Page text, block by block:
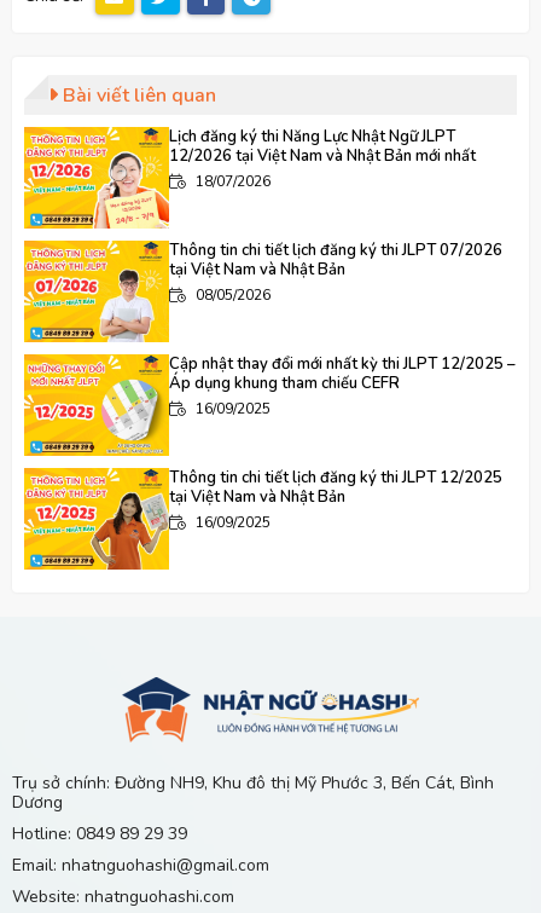
Bài viết liên quan
Lịch đăng ký thi Năng Lực Nhật Ngữ JLPT
12/2026 tại Việt Nam và Nhật Bản mới nhất
18/07/2026
Thông tin chi tiết lịch đăng ký thi JLPT 07/2026
tại Việt Nam và Nhật Bản
08/05/2026
Cập nhật thay đổi mới nhất kỳ thi JLPT 12/2025 –
Áp dụng khung tham chiếu CEFR
16/09/2025
Thông tin chi tiết lịch đăng ký thi JLPT 12/2025
tại Việt Nam và Nhật Bản
16/09/2025
Nên Học Tiếng Nhật Ở Đâu Tại Chánh Phú Hòa,
Bến Cát?
2 3 4, Bến Cát, Bình Dương
29/04/2026
Trụ sở chính: Đường NH9, Khu đô thị Mỹ Phước 3, Bến Cát, Bình
Dương
Hotline: 0849 89 29 39
Email: nhatnguohashi@gmail.com
Website: nhatnguohashi.com